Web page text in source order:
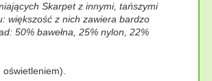
Skarpet z innymi, tańszymi
większość z nich zawiera bardzo
50% bawełna, 25% nylon, 22%